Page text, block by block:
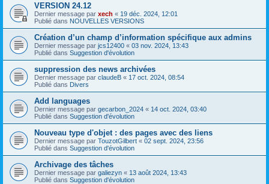
VERSION 24.12
Dernier message par xech « 19 déc. 2024, 12:01
Publié dans NOUVELLES VERSIONS
Création d’un champ d’information spécifique aux admins
Dernier message par jcs12400 « 03 nov. 2024, 13:43
Publié dans Suggestion d'évolution
suppression des news archivées
Dernier message par claudeB « 17 oct. 2024, 08:54
Publié dans Divers
Add languages
Dernier message par gecarbon_2024 « 14 oct. 2024, 03:40
Publié dans Suggestion d'évolution
Nouveau type d'objet : des pages avec des liens
Dernier message par TouzotGilbert « 02 sept. 2024, 23:56
Publié dans Suggestion d'évolution
Archivage des tâches
Dernier message par galiezyn « 13 août 2024, 13:43
Publié dans Suggestion d'évolution